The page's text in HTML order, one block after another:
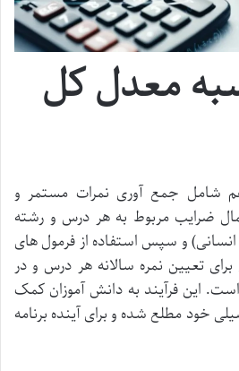
معدل کل
شامل جمع آوری نمرات مستمر و
ضرایب مربوط به هر درس و رشته
و سپس استفاده از فرمول های
تعیین نمره سالانه هر درس و در
این فرآیند به دانش آموزان کمک
خود مطلع شده و برای آینده برنامه